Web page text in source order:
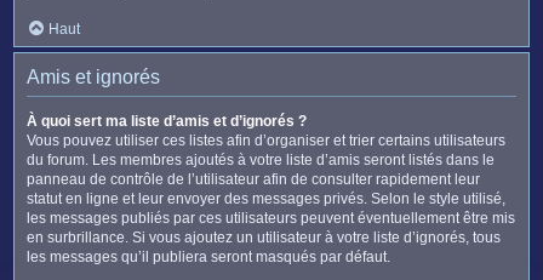
Haut
Amis et ignorés
À quoi sert ma liste d’amis et d’ignorés ?
Vous pouvez utiliser ces listes afin d’organiser et trier certains utilisateurs
du forum. Les membres ajoutés à votre liste d’amis seront listés dans le
panneau de contrôle de l’utilisateur afin de consulter rapidement leur
statut en ligne et leur envoyer des messages privés. Selon le style utilisé,
les messages publiés par ces utilisateurs peuvent éventuellement être mis
en surbrillance. Si vous ajoutez un utilisateur à votre liste d’ignorés, tous
les messages qu’il publiera seront masqués par défaut.